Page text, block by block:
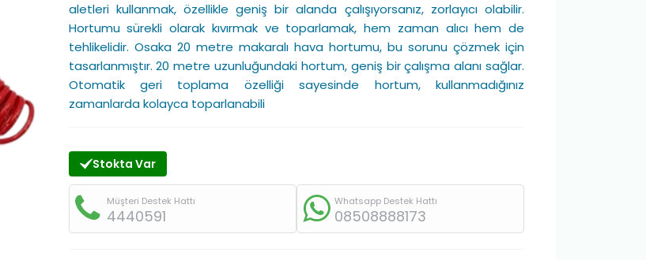
aletleri kullanmak, özellikle geniş bir alanda çalışıyorsanız, zorlayıcı olabilir.
Hortumu sürekli olarak kıvırmak ve toparlamak, hem zaman alıcı hem de
tehlikelidir. Osaka 20 metre makaralı hava hortumu, bu sorunu çözmek için
tasarlanmıştır. 20 metre uzunluğundaki hortum, geniş bir çalışma alanı sağlar.
Otomatik geri toplama özelliği sayesinde hortum, kullanmadığınız
zamanlarda kolayca toparlanabili
Stokta Var
Müşteri Destek Hattı
4440591
Whatsapp Destek Hattı
08508888173